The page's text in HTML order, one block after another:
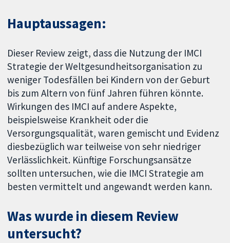
Hauptaussagen:
Dieser Review zeigt, dass die Nutzung der IMCI
Strategie der Weltgesundheitsorganisation zu
weniger Todesfällen bei Kindern von der Geburt
bis zum Altern von fünf Jahren führen könnte.
Wirkungen des IMCI auf andere Aspekte,
beispielsweise Krankheit oder die
Versorgungsqualität, waren gemischt und Evidenz
diesbezüglich war teilweise von sehr niedriger
Verlässlichkeit. Künftige Forschungsansätze
sollten untersuchen, wie die IMCI Strategie am
besten vermittelt und angewandt werden kann.
Was wurde in diesem Review
untersucht?